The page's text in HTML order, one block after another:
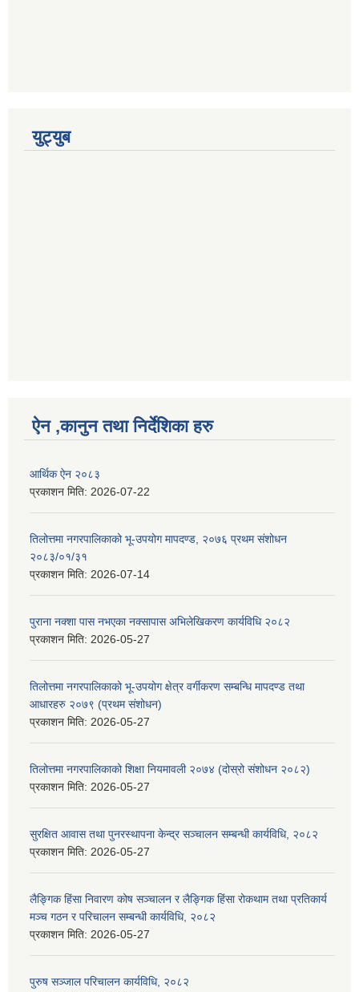
युट्युब
ऐन ,कानुन तथा निर्देशिका हरु
आर्थिक ऐन २०८३
प्रकाशन मिति: 2026-07-22
तिलोत्तमा नगरपालिकाको भू-उपयोग मापदण्ड, २०७६ प्रथम संशोधन
२०८३/०१/३१
प्रकाशन मिति: 2026-07-14
पुराना नक्शा पास नभएका नक्सापास अभिलेखिकरण कार्यविधि २०८२
प्रकाशन मिति: 2026-05-27
तिलोत्तमा नगरपालिकाको भू-उपयोग क्षेत्र वर्गीकरण सम्बन्धि मापदण्ड तथा
आधारहरु २०७९ (प्रथम संशोधन)
प्रकाशन मिति: 2026-05-27
तिलोत्तमा नगरपालिकाको शिक्षा नियमावली २०७४ (दोस्रो संशोधन २०८२)
प्रकाशन मिति: 2026-05-27
सुरक्षित आवास तथा पुनरस्थापना केन्द्र सञ्चालन सम्बन्धी कार्यविधि, २०८२
प्रकाशन मिति: 2026-05-27
लैङ्गिक हिंसा निवारण कोष सञ्चालन र लैङ्गिक हिंसा रोकथाम तथा प्रतिकार्य
मञ्च गठन र परिचालन सम्बन्धी कार्यविधि, २०८२
प्रकाशन मिति: 2026-05-27
पुरुष सञ्जाल परिचालन कार्यविधि, २०८२